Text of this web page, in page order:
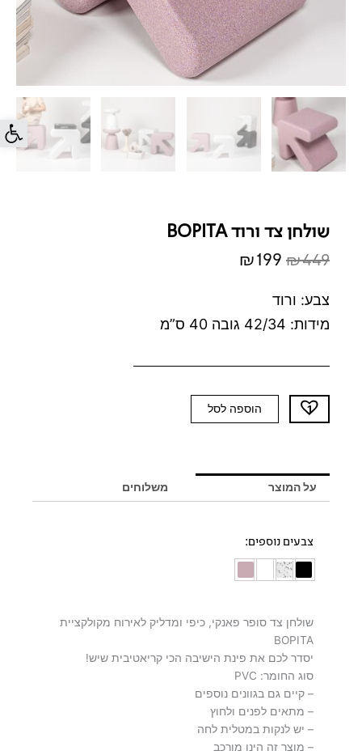
פתח
שולחן צד ורוד BOPITA
₪449
המקורי
היה:
₪449.
₪199
₪199.
צבע: ורוד
מידות: 42/34 גובה 40 ס”מ
כמות
של
ורוד
BOPITA
הוספה לסל
על המוצר משלוחים
צבעים נוספים:
שולחן צד סופר פאנקי, כיפי ומדליק לאירוח מקולקציית
BOPITA
יסדר לכם את פינת הישיבה הכי קריאטיבית שיש!
סוג החומר: PVC
– קיים גם בגוונים נוספים
– מתאים לפנים ולחוץ
– יש לנקות במטלית לחה
– מוצר זה הינו מורכב